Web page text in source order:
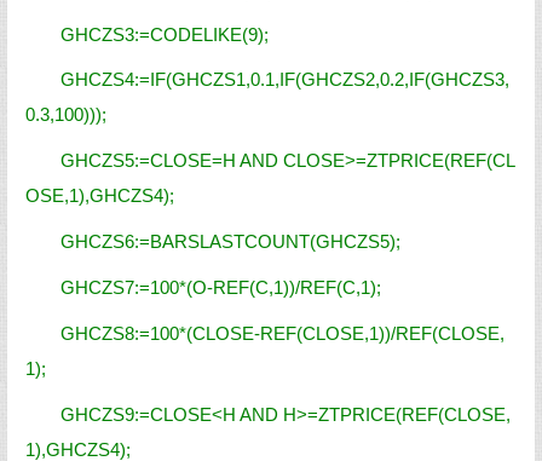
GHCZS3:=CODELIKE(9);
GHCZS4:=IF(GHCZS1,0.1,IF(GHCZS2,0.2,IF(GHCZS3,
0.3,100)));
GHCZS5:=CLOSE=H AND CLOSE>=ZTPRICE(REF(CL
OSE,1),GHCZS4);
GHCZS6:=BARSLASTCOUNT(GHCZS5);
GHCZS7:=100*(O-REF(C,1))/REF(C,1);
GHCZS8:=100*(CLOSE-REF(CLOSE,1))/REF(CLOSE,
1);
GHCZS9:=CLOSE<H AND H>=ZTPRICE(REF(CLOSE,
1),GHCZS4);